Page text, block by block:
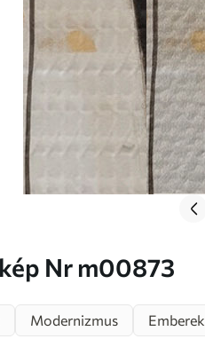
tájkép Nr m00873
Modernizmus Emberek